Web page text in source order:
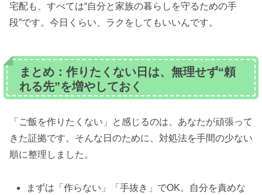
宅配も、すべては“自分と家族の暮らしを守るための手
段”です。今日くらい、ラクをしてもいいんです。
まとめ：作りたくない日は、無理せず“頼
れる先”を増やしておく
「ご飯を作りたくない」と感じるのは、あなたが頑張って
きた証拠です。そんな日のために、対処法を手間の少ない
順に整理しました。
まずは「作らない」「手抜き」でOK。自分を責めな